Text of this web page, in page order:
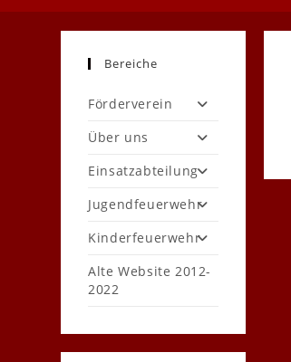
Bereiche
Förderverein
Über uns
Einsatzabteilung
Jugendfeuerwehr
Kinderfeuerwehr
Alte Website 2012-
2022